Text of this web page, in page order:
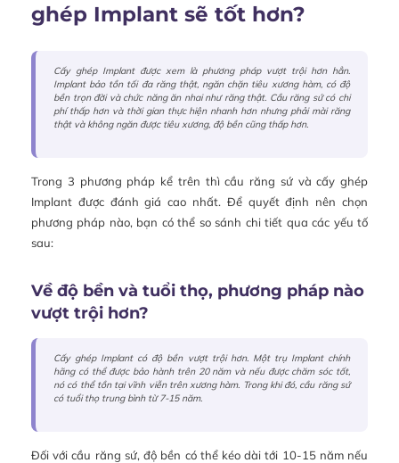
ghép Implant sẽ tốt hơn?
Cấy ghép Implant được xem là phương pháp vượt trội hơn hẳn.
Implant bảo tồn tối đa răng thật, ngăn chặn tiêu xương hàm, có độ
bền trọn đời và chức năng ăn nhai như răng thật. Cầu răng sứ có chi
phí thấp hơn và thời gian thực hiện nhanh hơn nhưng phải mài răng
thật và không ngăn được tiêu xương, độ bền cũng thấp hơn.
Trong 3 phương pháp kể trên thì cầu răng sứ và cấy ghép
Implant được đánh giá cao nhất. Để quyết định nên chọn
phương pháp nào, bạn có thể so sánh chi tiết qua các yếu tố
sau:
Về độ bền và tuổi thọ, phương pháp nào
vượt trội hơn?
Cấy ghép Implant có độ bền vượt trội hơn. Một trụ Implant chính
hãng có thể được bảo hành trên 20 năm và nếu được chăm sóc tốt,
nó có thể tồn tại vĩnh viễn trên xương hàm. Trong khi đó, cầu răng sứ
có tuổi thọ trung bình từ 7-15 năm.
Đối với cầu răng sứ, độ bền có thể kéo dài tới 10-15 năm nếu